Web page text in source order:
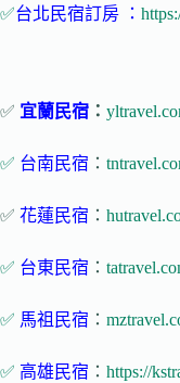
✅台北民宿訂房 ：
✅ 宜蘭民宿 ：
✅ 台南民宿 ：
✅ 花蓮民宿 ：
✅ 台東民宿 ：
✅ 馬祖民宿 ：
✅ 高雄民宿 ： https://